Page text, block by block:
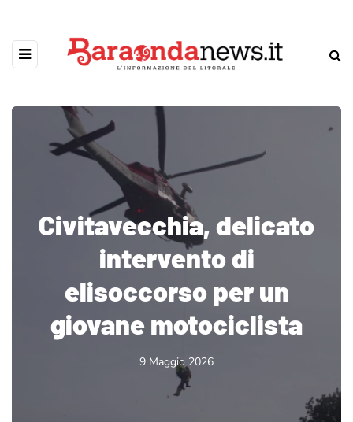
Civitavecchia, delicato
intervento di
elisoccorso per un
giovane motociclista
9 Maggio 2026